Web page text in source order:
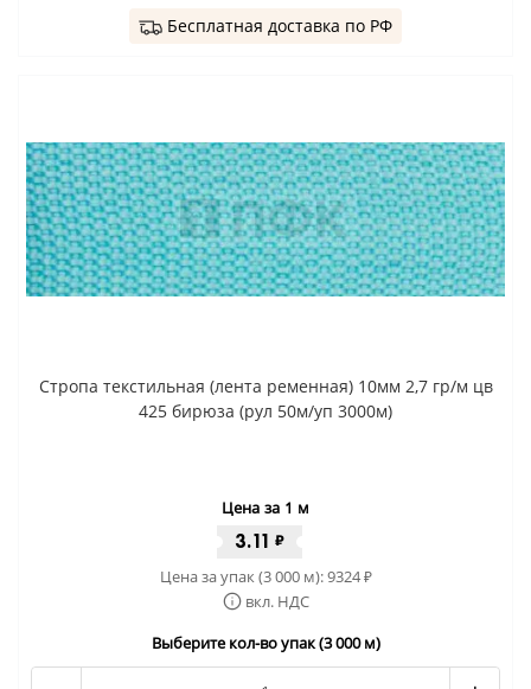
Бесплатная доставка по РФ
Стропа текстильная (лента ременная) 10мм 2,7 гр/м цв
425 бирюза (рул 50м/уп 3000м)
Цена за 1 м
3.11 ₽
Цена за упак (3 000 м):9324₽
вкл. НДС
Выберите кол-во упак (3 000 м)